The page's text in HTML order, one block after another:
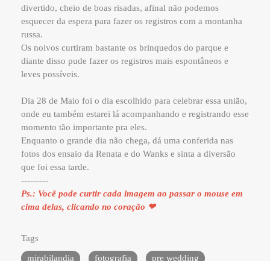
divertido, cheio de boas risadas, afinal não podemos
esquecer da espera para fazer os registros com a montanha
russa.
Os noivos curtiram bastante os brinquedos do parque e
diante disso pude fazer os registros mais espontâneos e
leves possíveis.
Dia 28 de Maio foi o dia escolhido para celebrar essa união,
onde eu também estarei lá acompanhando e registrando esse
momento tão importante pra eles.
Enquanto o grande dia não chega, dá uma conferida nas
fotos dos ensaio da Renata e do Wanks e sinta a diversão
que foi essa tarde.
---------
Ps.: Você pode curtir cada imagem ao passar o mouse em
cima delas, clicando no coração ❤
Tags
mirabilandia fotografia pre wedding